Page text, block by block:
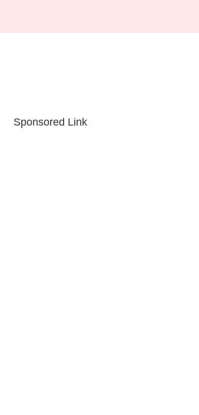
Sponsored Link